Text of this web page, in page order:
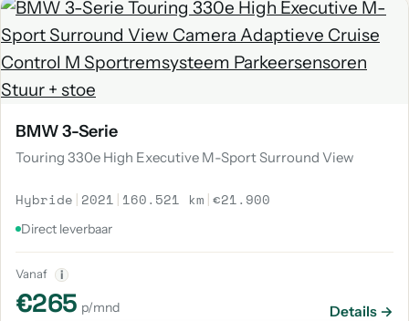
BMW 3-Serie
Touring 330e High Executive M-Sport Surround View
Hybride | 2021 | 160.521 km |€21.900
Direct leverbaar
Vanaf i
€265 p/mnd Details →